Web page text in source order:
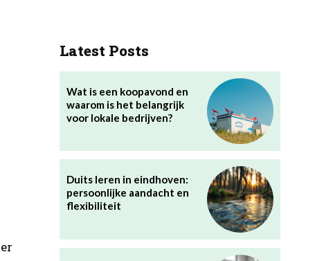
Latest Posts
Wat is een koopavond en
waarom is het belangrijk
voor lokale bedrijven?
Duits leren in eindhoven:
persoonlijke aandacht en
flexibiliteit